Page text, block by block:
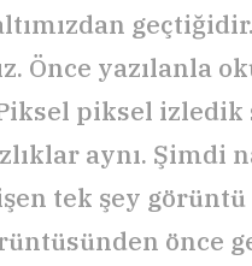
Önce yazılanla
piksel izledik
aynı.
tek şey
önce